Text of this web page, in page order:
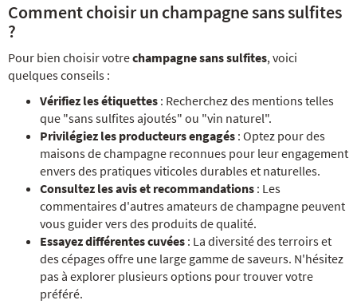
Comment choisir un champagne sans sulfites
?
Pour bien choisir votrechampagne sans sulfites, voici
quelques conseils :
Vérifiez les étiquettes : Recherchez des mentions telles
que "sans sulfites ajoutés" ou "vin naturel".
Privilégiez les producteurs engagés : Optez pour des
maisons de champagne reconnues pour leur engagement
envers des pratiques viticoles durables et naturelles.
Consultez les avis et recommandations : Les
commentaires d'autres amateurs de champagne peuvent
vous guider vers des produits de qualité.
Essayez différentes cuvées : La diversité des terroirs et
des cépages offre une large gamme de saveurs. N'hésitez
pas à explorer plusieurs options pour trouver votre
préféré.